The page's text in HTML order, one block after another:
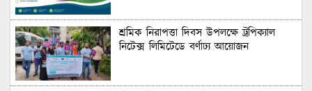
শ্রমিক নিরাপত্তা দিবস উপলক্ষে ট্রপিক্যাল
নিটেক্স লিমিটেডে বর্ণাঢ্য আয়োজন